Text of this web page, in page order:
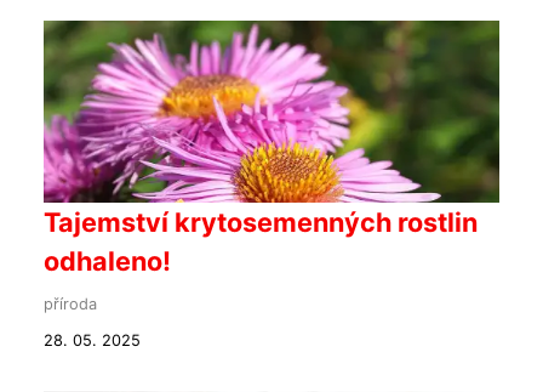
Tajemství krytosemenných rostlin
odhaleno!
příroda
28. 05. 2025